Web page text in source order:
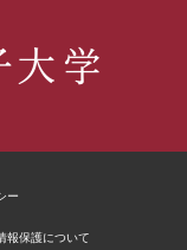
ー
報保護について